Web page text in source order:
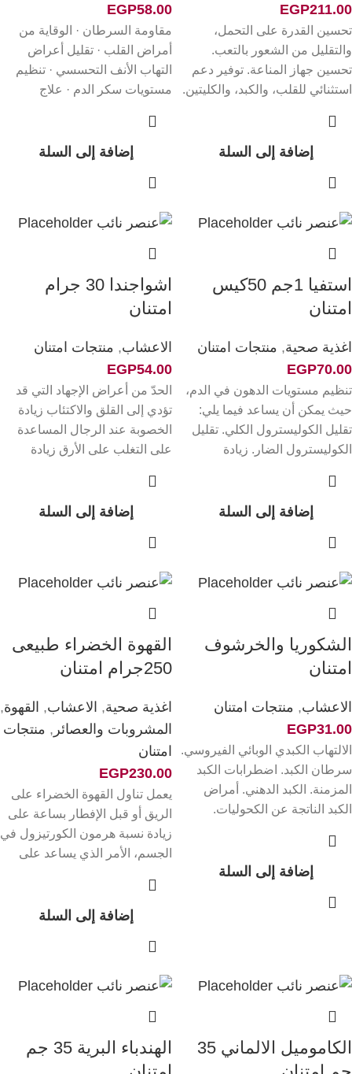
EGP211.00
تحسين القدرة على التحمل،
والتقليل من الشعور بالتعب.
تحسين جهاز المناعة. توفير دعم
استثنائي للقلب، والكبد، والكليتين.
إضافة إلى السلة
EGP58.00
مقاومة السرطان · الوقاية من
أمراض القلب · تقليل أعراض
التهاب الأنف التحسسي · تنظيم
مستويات سكر الدم · علاج
إضافة إلى السلة
استفيا 1جم 50كيس
امتنان
اغذية صحية, منتجات امتنان
EGP70.00
تنظيم مستويات الدهون في الدم،
حيث يمكن أن يساعد فيما يلي:
تقليل الكوليسترول الكلي. تقليل
الكوليسترول الضار. زيادة
إضافة إلى السلة
اشواجندا 30 جرام
امتنان
الاعشاب, منتجات امتنان
EGP54.00
الحدّ من أعراض الإجهاد التي قد
تؤدي إلى القلق والاكتئاب زيادة
الخصوبة عند الرجال المساعدة
على التغلب على الأرق زيادة
إضافة إلى السلة
الشكوريا والخرشوف
امتنان
الاعشاب, منتجات امتنان
EGP31.00
الالتهاب الكبدي الوبائي الفيروسي.
سرطان الكبد. اضطرابات الكبد
المزمنة. الكبد الدهني. أمراض
الكبد الناتجة عن الكحوليات.
إضافة إلى السلة
القهوة الخضراء طبيعى
250جرام امتنان
اغذية صحية, الاعشاب, القهوة,
المشروبات والعصائر , منتجات
امتنان
EGP230.00
يعمل تناول القهوة الخضراء على
الريق أو قبل الإفطار بساعة على
زيادة نسبة هرمون الكورتيزول في
الجسم، الأمر الذي يساعد على
إضافة إلى السلة
الكاموميل الالماني 35
الهندباء البرية 35 جم